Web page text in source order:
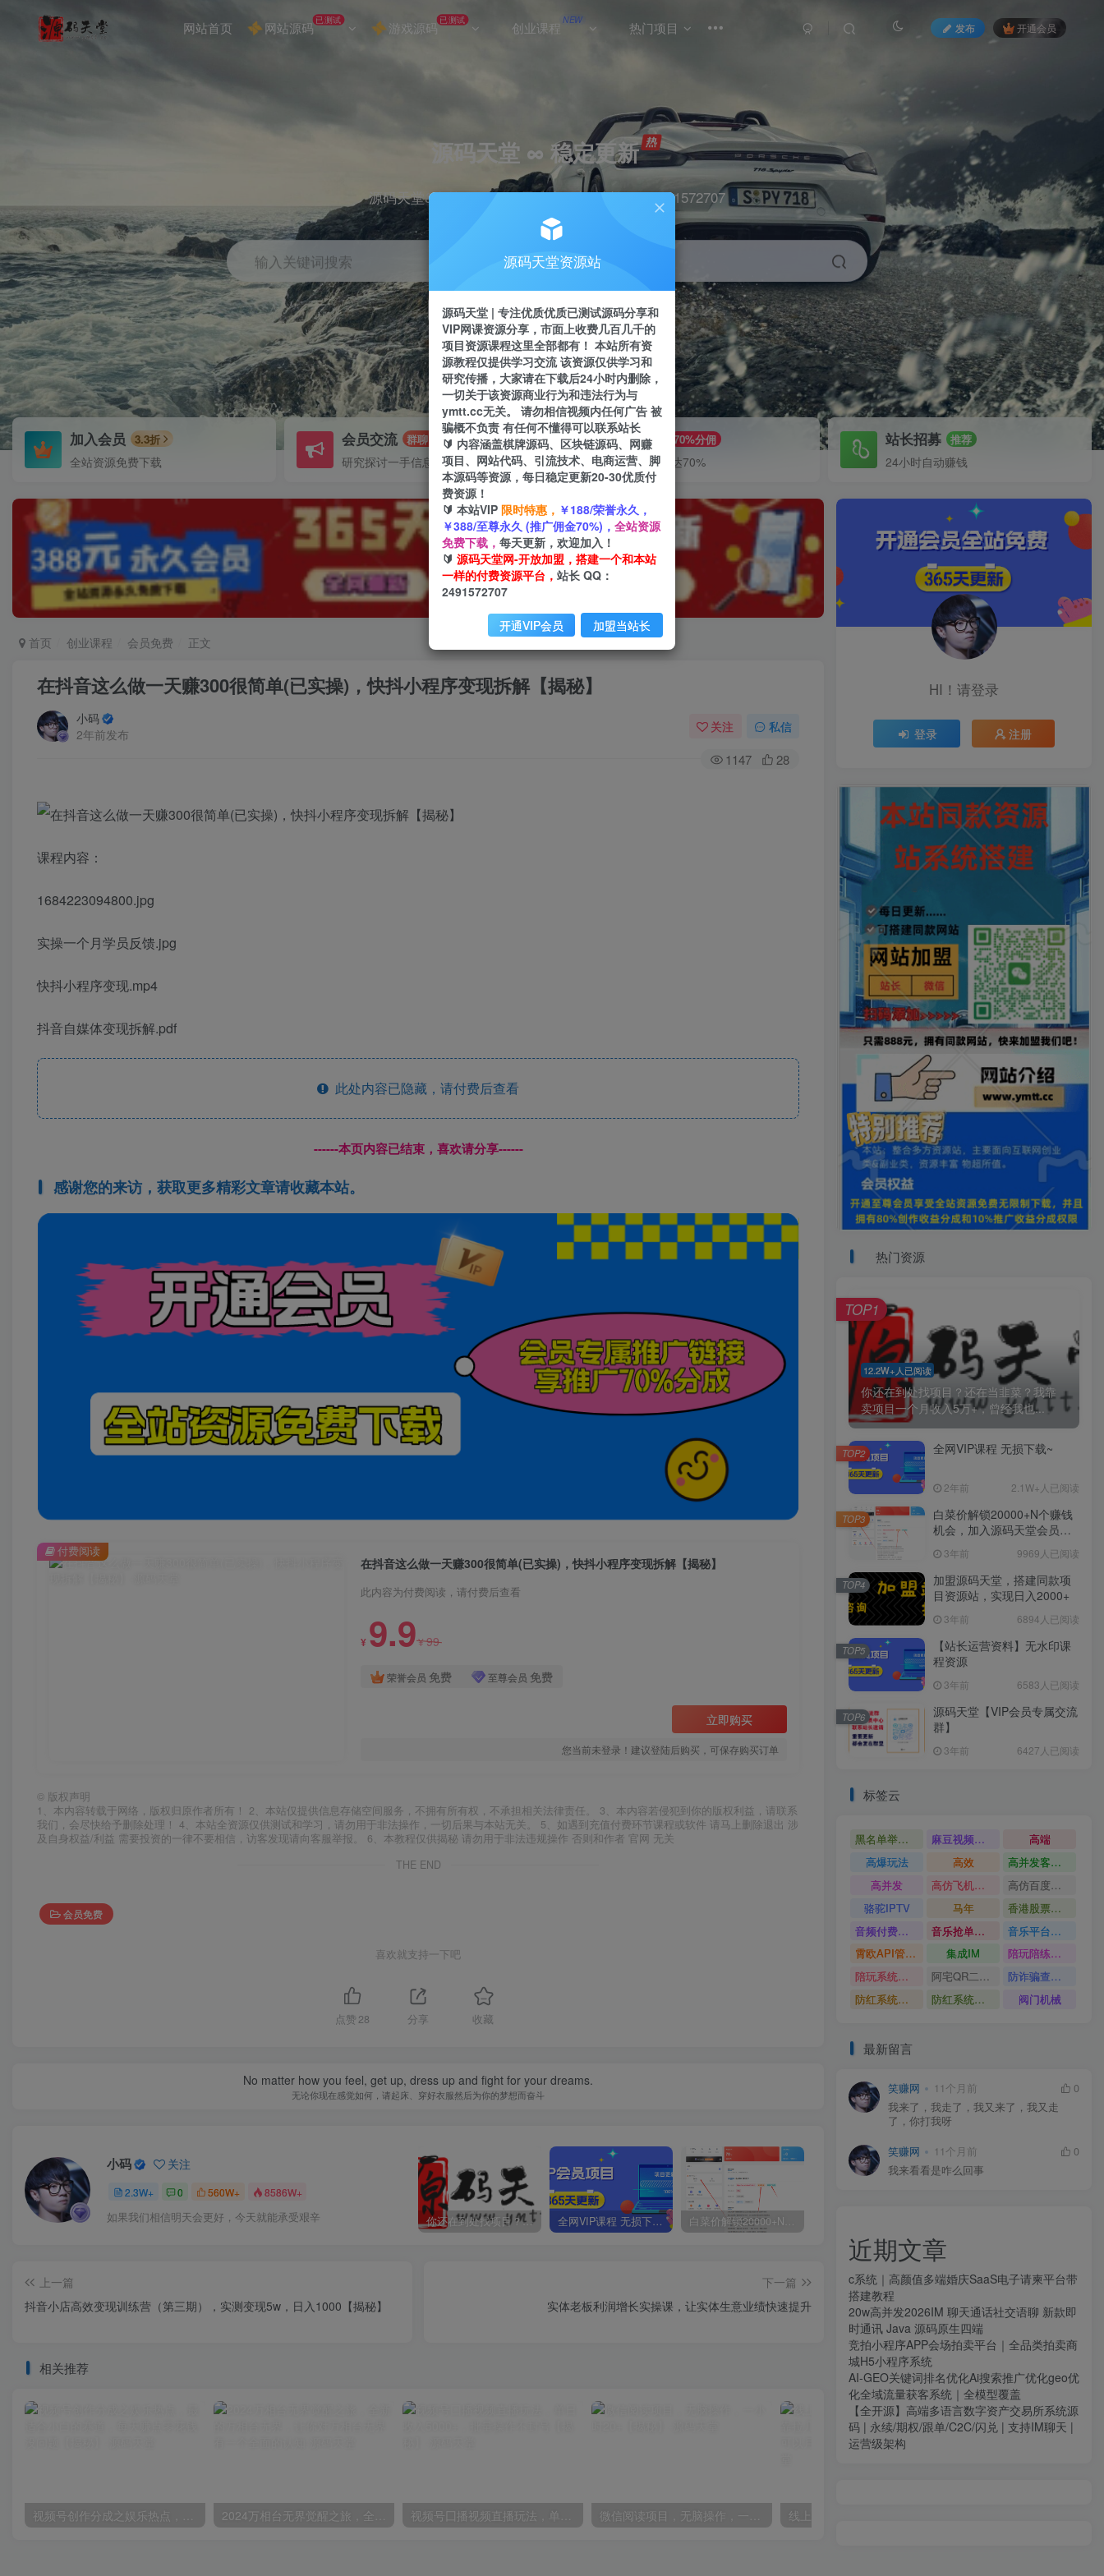
网站首页 网站源码已测试 游戏源码 已测试 创业课程 NEW 热门项目 发布 开通会员
源码天堂 ∞ 稳定更新
源码天堂&实战项目&365天稳定更新 站长qq：2491572707
输入关键词搜索
引流 抖音 挂机 直播 快手 小红书
加入会员 3.3折
全站资源免费下载
会员交流 群聊
研究探讨一手信息差
推广赚钱 70%分佣
推广返佣高达70%
站长招募 推荐
24小时自动赚钱
首页 创业课程 会员免费 正文
在抖音这么做一天赚300很简单(已实操)，快抖小程序变现拆解【揭秘】
小码
2年前发布
关注 私信
1147 28
课程内容：
1684223094800.jpg
实操一个月学员反馈.jpg
快抖小程序变现.mp4
抖音自媒体变现拆解.pdf
此处内容已隐藏，请付费后查看
------本页内容已结束，喜欢请分享------
感谢您的来访，获取更多精彩文章请收藏本站。
在抖音这么做一天赚300很简单(已实操)，快抖小程序变现拆解【揭秘】
此内容为付费阅读，请付费后查看
¥ 9.9¥99
荣誉会员 免费 至尊会员 免费
立即购买
您当前未登录！建议登陆后购买，可保存购买订单
付费阅读
© 版权声明
1、本内容转载于网络，版权归原作者所有！ 2、本站仅提供信息存储空间服务，不拥有所有权，不承担相关法律责任。 3、本内容若侵犯到你的版权利益，请联系
我们，会尽快给予删除处理！ 4、本站全资源仅供测试和学习，请勿用于非法操作，一切后果与本站无关。 5、如遇到充值付费环节课程或软件 请马上删除退出 涉
及自身权益/利益 需要投资的一律不要相信，访客发现请向客服举报。 6、本教程仅供揭秘 请勿用于非法违规操作 否则和作者 官网 无关
THE END
会员免费
喜欢就支持一下吧
点赞 28 分享 收藏
No matter how you feel, get up, dress up and fight for your dreams.
无论你现在感觉如何，请起床、穿好衣服然后为你的梦想而奋斗
小码 关注
2.3W+ 0 560W+ 8586W+
如果我们相信明天会更好，今天就能承受艰辛 你还在到处找项目？还在当韭菜？我靠卖项目一个月收入5万+，曾经我也是个失败者。 全网VIP课程 无损下载~ 白菜价解锁20000+N个赚钱机会，加入源码天堂会员，全站资源免费学习。
上一篇
抖音小店高效变现训练营（第三期），实测变现5w，日入1000【揭秘】
下一篇
实体老板利润增长实操课，让实体生意业绩快速提升
相关推荐
视频号创作分成之娱乐热点，最适合小白的赛道，每天赚点零花钱没问题【揭秘】 2024万相台无界觉醒之旅，全新的万相台无界，让你对万相台无界有一个全面的认知 视频号囗播视频直播玩法，单日收入5000+，批量操作不封号【揭秘】 微信阅读项目，无脑操作，一小时20+【揭秘】
HI！请登录
登录 注册
热门资源
12.2W+人已阅读
你还在到处找项目？还在当韭菜？我靠
卖项目一个月收入5万+，曾经我也...
TOP1
全网VIP课程 无损下载~
2年前 2.1W+人已阅读
TOP2
白菜价解锁20000+N个赚钱
机会，加入源码天堂会员，
3年前 9969人已阅读
TOP3
加盟源码天堂，搭建同款项
目资源站，实现日入2000+
3年前 6894人已阅读
TOP4
【站长运营资料】无水印课
程资源
3年前 6583人已阅读
TOP5
源码天堂【VIP会员专属交流
群】
3年前 6427人已阅读
TOP6
标签云
黑名单举报系统源码 麻豆视频源码
高端
高爆玩法
高效
高并发客服系统
高并发
高仿飞机源码
高仿百度网盘UI
骆驼IPTV
马年
香港股票系统源码
音频付费订阅系统
音乐抢单系统
音乐平台源码
霄欧API管理系统
集成IM
陪玩陪练平台
陪玩系统源码
阿宅QR二维码生成
防诈骗查询系统
防红系统源码
防红系统最新版 阀门机械
最新留言
笑赚网 11个月前
0
我来了，我走了，我又来了，我又走
了，你打我呀
笑赚网 11个月前
0
我来看看是咋么回事
近期文章
c系统｜高颜值多端婚庆SaaS电子请柬平台带
搭建教程
20w高并发2026IM 聊天通话社交语聊 新款即
时通讯 Java 源码原生四端
竞拍小程序APP会场拍卖平台｜全品类拍卖商
城H5小程序系统
AI-GEO关键词排名优化Ai搜索推广优化geo优
化全域流量获客系统｜全模型覆盖
【全开源】高端多语言数字资产交易所系统源
码 | 永续/期权/跟单/C2C/闪兑 | 支持IM聊天 |
运营级架构
源码天堂资源站
源码天堂 | 专注优质优质已测试源码分享和
VIP网课资源分享，市面上收费几百几千的
项目资源课程这里全部都有！ 本站所有资
源教程仅提供学习交流 该资源仅供学习和
研究传播，大家请在下载后24小时内删除，
一切关于该资源商业行为和违法行为与
ymtt.cc无关。 请勿相信视频内任何广告 被
骗概不负责 有任何不懂得可以联系站长
🔰 内容涵盖棋牌源码、区块链源码、网赚
项目、网站代码、引流技术、电商运营、脚
本源码等资源，每日稳定更新20-30优质付
费资源！
🔰 本站VIP 限时特惠， ￥188/荣誉永久，
￥388/至尊永久 (推广佣金70%)， 全站资源
免费下载， 每天更新，欢迎加入！
🔰 源码天堂网-开放加盟，搭建一个和本站
一样的付费资源平台， 站长 QQ：
2491572707
开通VIP会员 加盟当站长